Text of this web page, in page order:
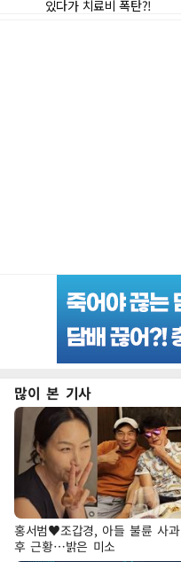
많이 본 기사
홍서범♥조갑경, 아들 불륜 사과
후 근황…밝은 미소